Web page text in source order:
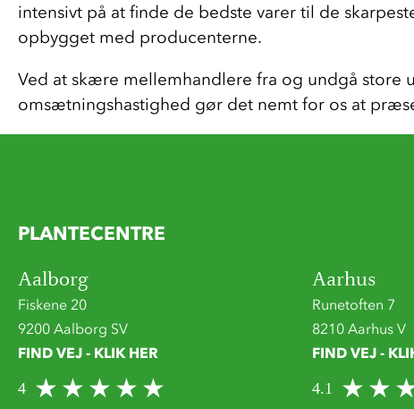
intensivt på at finde de bedste varer til de
opbygget med producenterne.
Ved at skære mellemhandlere fra og undgå store
omsætningshastighed gør det nemt for os at
PLANTECENTRE
Aalborg
Fiskene 20
9200 Aalborg SV
FIND VEJ - KLIK HER
4
Aarhus
Runetoften 7
8210 Aarhus V
FIND VEJ -
4.1